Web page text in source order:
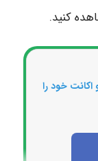
کنید.
خود را